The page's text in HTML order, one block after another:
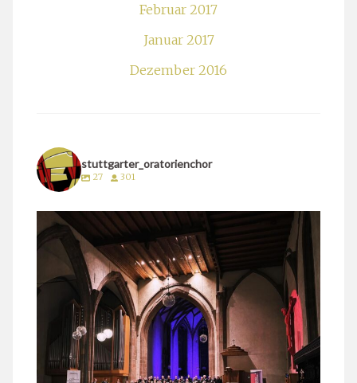
Februar 2017
Januar 2017
Dezember 2016
stuttgarter_oratorienchor
27 301
stuttgarter_oratorienchor
März 24